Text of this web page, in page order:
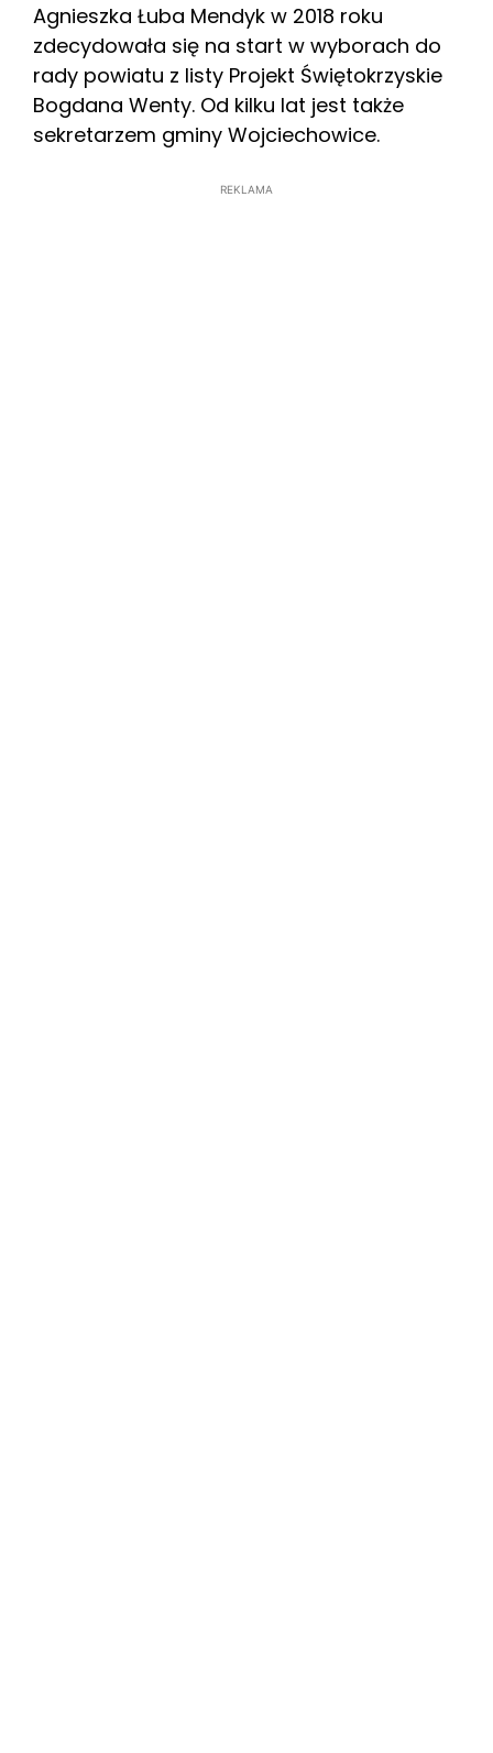
Agnieszka Łuba Mendyk w 2018 roku
zdecydowała się na start w wyborach do
rady powiatu z listy Projekt Świętokrzyskie
Bogdana Wenty. Od kilku lat jest także
sekretarzem gminy Wojciechowice.
REKLAMA